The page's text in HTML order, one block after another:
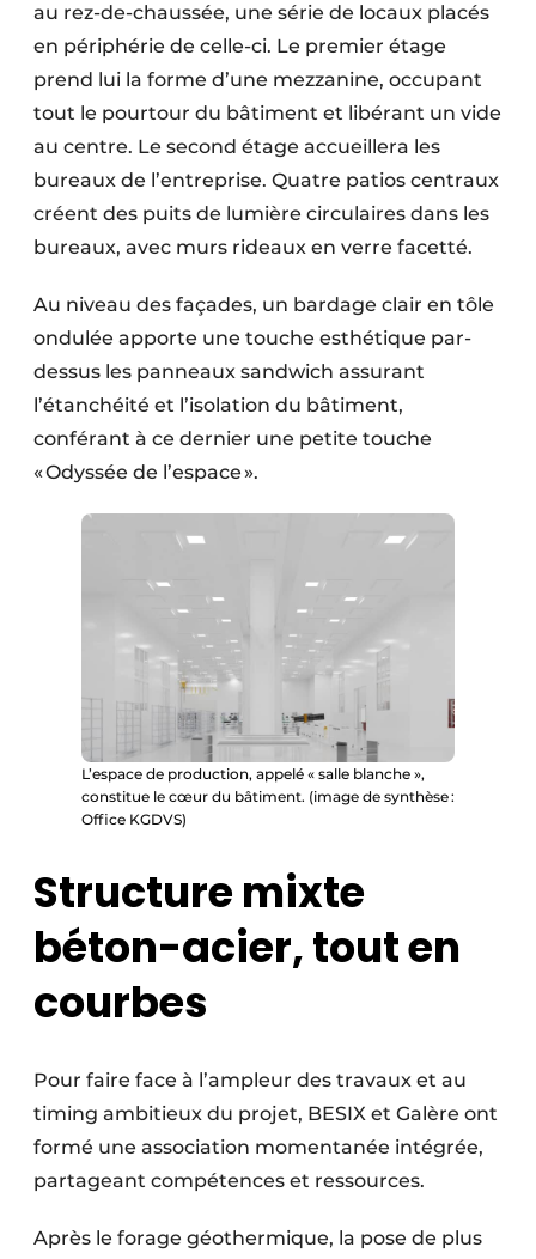
au rez-de-chaussée, une série de locaux placés
en périphérie de celle-ci. Le premier étage
prend lui la forme d’une mezzanine, occupant
tout le pourtour du bâtiment et libérant un vide
au centre. Le second étage accueillera les
bureaux de l’entreprise. Quatre patios centraux
créent des puits de lumière circulaires dans les
bureaux, avec murs rideaux en verre facetté.
Au niveau des façades, un bardage clair en tôle
ondulée apporte une touche esthétique par-
dessus les panneaux sandwich assurant
l’étanchéité et l’isolation du bâtiment,
conférant à ce dernier une petite touche
« Odyssée de l’espace ».
L’espace de production, appelé « salle blanche »,
constitue le cœur du bâtiment. (image de synthèse :
Office KGDVS)
Structure mixte
béton-acier, tout en
courbes
Pour faire face à l’ampleur des travaux et au
timing ambitieux du projet, BESIX et Galère ont
formé une association momentanée intégrée,
partageant compétences et ressources.
Après le forage géothermique, la pose de plus